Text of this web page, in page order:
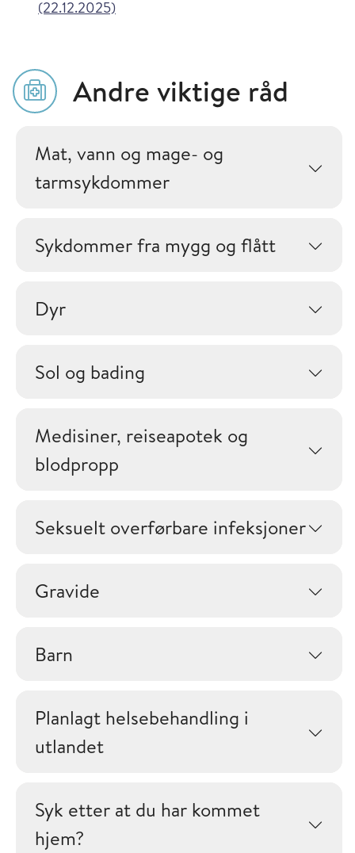
(22.12.2025)i Vaksinasjonsveilederen
Andre viktige råd
Mat, vann og mage- og
tarmsykdommer
Sykdommer fra mygg og flått
Dyr
Sol og bading
Medisiner, reiseapotek og
blodpropp
Seksuelt overførbare infeksjoner
Gravide
Barn
Planlagt helsebehandling i
utlandet
Syk etter at du har kommet
hjem?